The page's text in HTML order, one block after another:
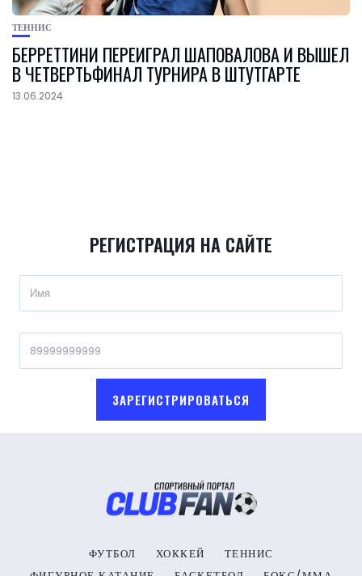
ТЕННИС
БЕРРЕТТИНИ ПЕРЕИГРАЛ ШАПОВАЛОВА И ВЫШЕЛ
В ЧЕТВЕРТЬФИНАЛ ТУРНИРА В ШТУТГАРТЕ
13.06.2024
РЕГИСТРАЦИЯ НА САЙТЕ
ЗАРЕГИСТРИРОВАТЬСЯ
ФУТБОЛ ХОККЕЙ
ТЕННИС